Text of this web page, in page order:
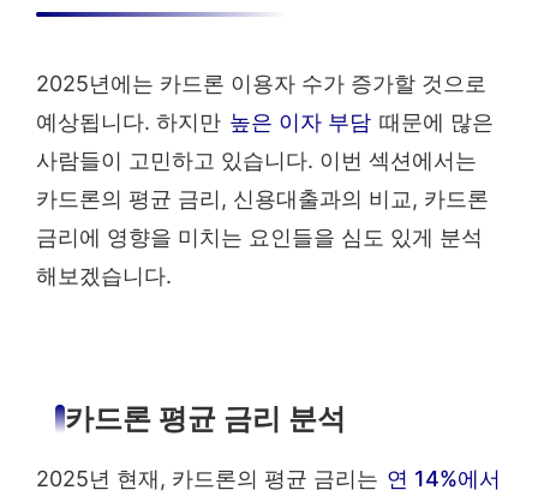
2025년에는 카드론 이용자 수가 증가할 것으로
예상됩니다. 하지만 높은 이자 부담 때문에 많은
사람들이 고민하고 있습니다. 이번 섹션에서는
카드론의 평균 금리, 신용대출과의 비교, 카드론
금리에 영향을 미치는 요인들을 심도 있게 분석
해보겠습니다.
카드론 평균 금리 분석
2025년 현재, 카드론의 평균 금리는 연 14%에서